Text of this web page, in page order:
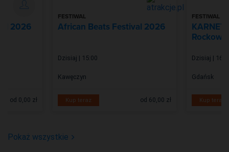
2026
od 0,00 zł
FESTIWAL
African Beats Festival 2026
Dzisiaj | 15:00
Kawęczyn
Kup teraz od 60,00 zł
FESTIWAL
Dzisiaj |
Gdańsk
Kup teraz
Pokaż wszystkie